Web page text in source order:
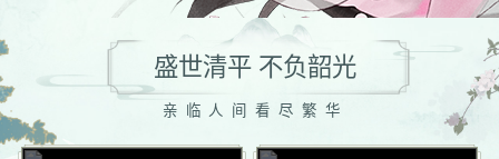
韶光镌影传承国风《凌云诺》国风新生官2023再
添新秀！
2023年首位国风新生官正式揭晓！《凌云诺》携手苏州剪
盛世清平 不负韶光
亲临人间看尽繁华